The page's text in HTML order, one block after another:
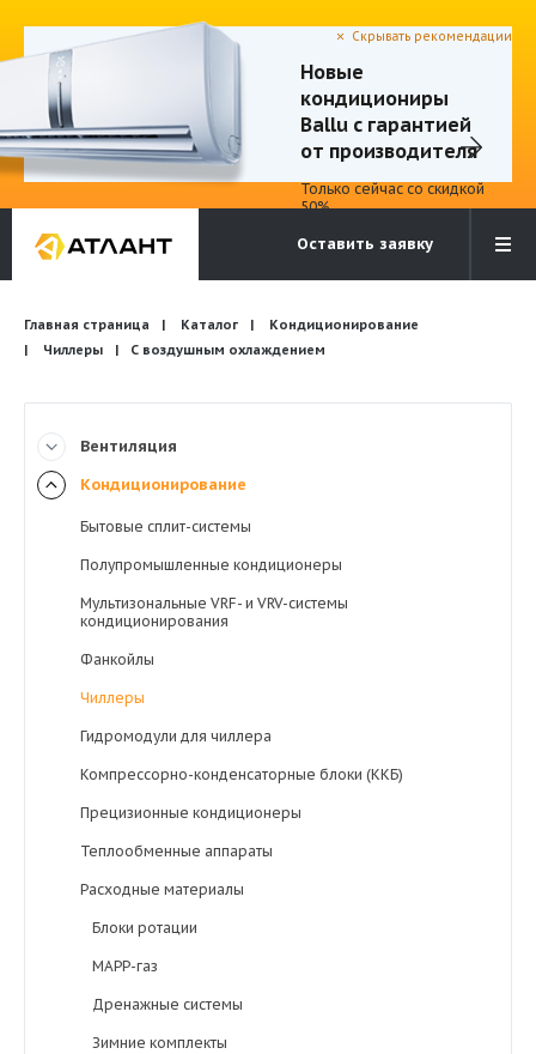
Новые
кондициониры
Ballu с гарантией
от производителя
Только сейчас со скидкой
50%
Скрывать рекомендации
Оставить заявку
Электронная почта
info@atlantcompany.ru 8 (495) 532-45-07
Акции
Бренды
Бланки запросов
Главная страница Каталог
Кондиционирование
Чиллеры
С воздушным охлаждением
Вентиляция
Кондиционирование
Бытовые сплит-системы
Полупромышленные кондиционеры
Мультизональные VRF- и VRV-системы
кондиционирования
Фанкойлы
Чиллеры
Гидромодули для чиллера
Компрессорно-конденсаторные блоки (ККБ)
Прецизионные кондиционеры
Теплообменные аппараты
Расходные материалы
Блоки ротации
MAPP-газ
Дренажные системы
Зимние комплекты